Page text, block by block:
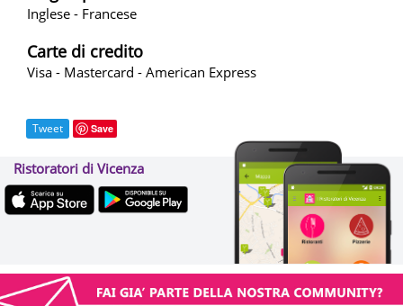
Inglese - Francese
Carte di credito
Visa - Mastercard - American Express
Tweet Save
Ristoratori di Vicenza